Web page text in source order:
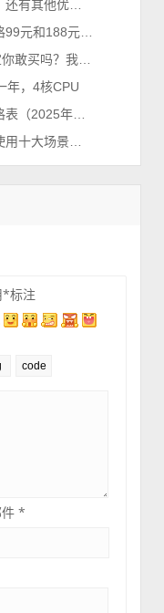
年，4核CPU
*标注
件*